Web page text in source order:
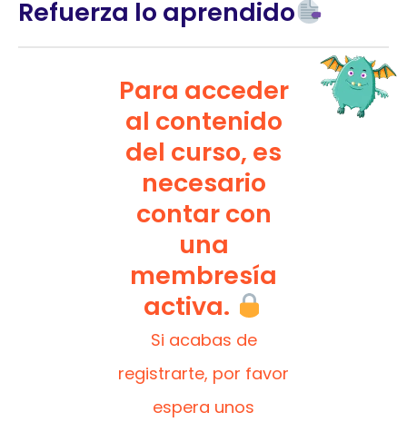
Refuerza lo aprendido
Para acceder
al contenido
del curso, es
necesario
contar con
una
membresía
activa.
Si acabas de
registrarte, por favor
espera unos